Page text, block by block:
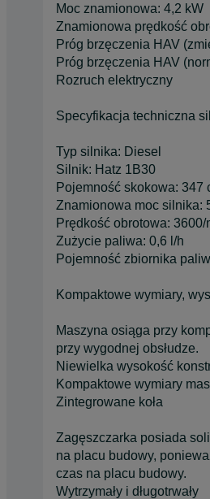
Moc znamionowa: 4,2 kW
Znamionowa prędkość
Próg brzęczenia HAV
Próg brzęczenia HAV
Rozruch elektryczny
Specyfikacja techniczna
Typ silnika: Diesel
Silnik: Hatz 1B30
Pojemność skokowa: 347
Znamionowa moc silnika:
Prędkość obrotowa: 3600/
Zużycie paliwa: 0,6 l/h
Pojemność zbiornika
Kompaktowe wymiary,
Maszyna osiąga przy
przy wygodnej obsłudze.
Niewielka wysokość
Kompaktowe wymiary
Zintegrowane koła
Zagęszczarka posiada
na placu budowy,
czas na placu budowy.
Wytrzymały i długotrwały